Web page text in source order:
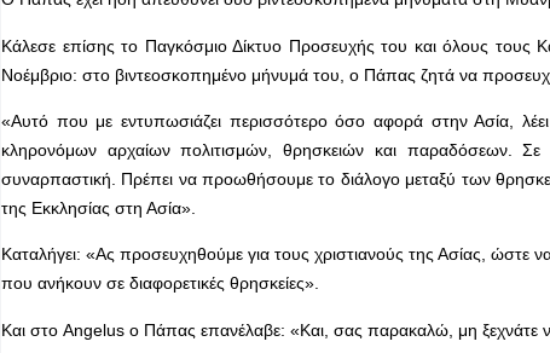
Κάλεσε επίσης το Παγκόσμιο Δίκτυο Προσευχής του και όλους τους
Νοέμβριο: στο βιντεοσκοπημένο μήνυμά του, ο Πάπας ζητά να
«Αυτό που με εντυπωσιάζει περισσότερο όσο αφορά στην Ασία,
κληρονόμων αρχαίων πολιτισμών, θρησκειών και παραδόσεων.
συναρπαστική. Πρέπει να προωθήσουμε το διάλογο μεταξύ των
της Εκκλησίας στη Ασία».
Καταλήγει: «Ας προσευχηθούμε για τους χριστιανούς της Ασίας, ώστε
που ανήκουν σε διαφορετικές θρησκείες».
Και στο Angelus ο Πάπας επανέλαβε: «Και, σας παρακαλώ, μη ξεχνάτε